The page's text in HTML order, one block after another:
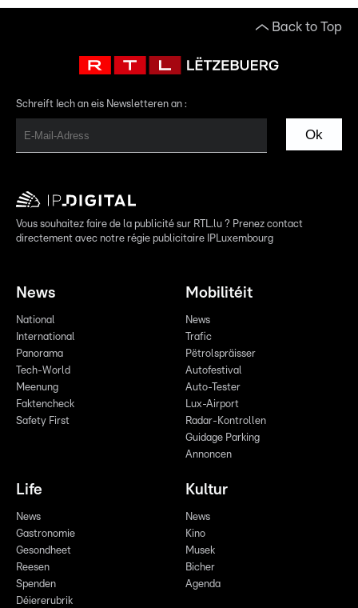
Back to Top
Schreift Iech an eis Newsletteren an :
Ok
Vous souhaitez faire de la publicité sur RTL.lu ? Prenez contact
directement avec notre régie publicitaire IPLuxembourg
News
National
International
Panorama
Tech-World
Meenung
Faktencheck
Safety First
Mobilitéit
News
Trafic
Pëtrolspräisser
Autofestival
Auto-Tester
Lux-Airport
Radar-Kontrollen
Guidage Parking
Annoncen
Life
News
Gastronomie
Gesondheet
Reesen
Spenden
Déiererubrik
Kultur
News
Kino
Musek
Bicher
Agenda